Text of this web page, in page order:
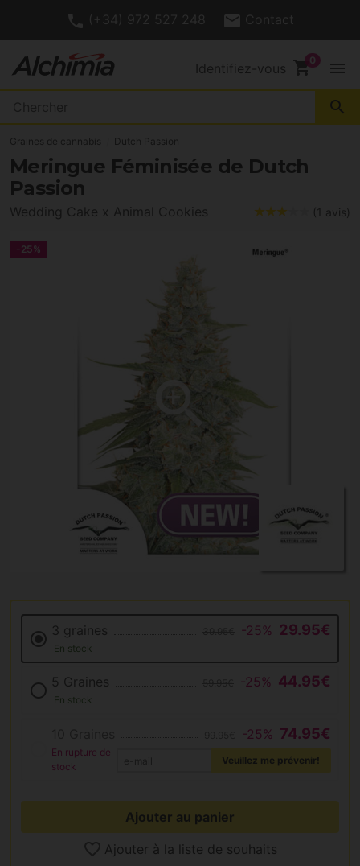
(+34) 972 527 248 Contact
Identifiez-vous shopping_cart menu
search
Graines de cannabis Dutch Passion
Meringue Féminisée de Dutch
Passion
Wedding Cake x Animal Cookies (1 avis)
-25%
3 graines -25% 29.95€
En stock
5 Graines -25% 44.95€
En stock
-25% 74.95€
En rupture de
stock
Veuillez me prévenir!
Ajouter au panier
Ajouter à la liste de souhaits